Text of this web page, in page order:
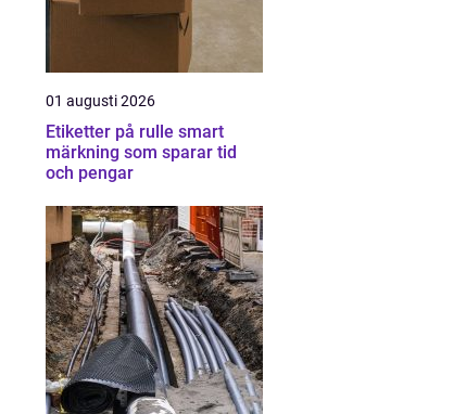
01 augusti 2026
Etiketter på rulle smart
märkning som sparar tid
och pengar